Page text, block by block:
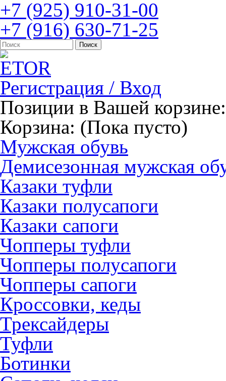
+7 (925) 910-31-00
+7 (916) 630-71-25
Регистрация / Вход
Позиции в Вашей корзине:
Корзина: (Пока пусто)
Мужская обувь
Демисезонная мужская
Казаки туфли
Казаки полусапоги
Казаки сапоги
Чопперы туфли
Чопперы полусапоги
Чопперы сапоги
Кроссовки, кеды
Трексайдеры
Туфли
Ботинки